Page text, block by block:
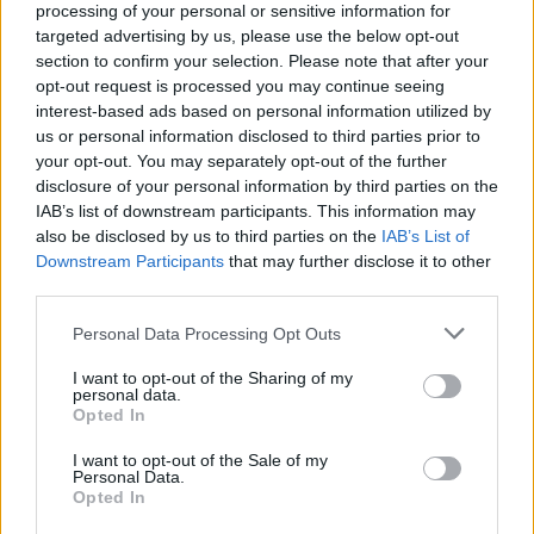
processing of your personal or sensitive information for
targeted advertising by us, please use the below opt-out
section to confirm your selection. Please note that after your
opt-out request is processed you may continue seeing
interest-based ads based on personal information utilized by
us or personal information disclosed to third parties prior to
your opt-out. You may separately opt-out of the further
disclosure of your personal information by third parties on the
IAB’s list of downstream participants. This information may
also be disclosed by us to third parties on the IAB’s List of
Downstream Participants that may further disclose it to other
Please note that this website/app uses one or more Google
not limited to your visit or usage behaviour. You may click to
grant or deny consent to Google and its third-party tags to
use your data for below specified purposes in below Google
consent section.
Personal Data Processing Opt Outs
I want to opt-out of the Sharing of my
personal data.
Opted In
I want to opt-out of the Sale of my
Personal Data.
Opted In
τοποθεσία που θεωρείται ιερή και
από τις δύο θρησκείες.
Φωτογραφίες που έδωσε στη
δημοσιότητα η αστυνομία δείχνουν
τρεις αξιωματικούς να μεταφέρουν
κάτι που μοιάζει με μεγάλο, μεταλλικό
στεφάνι, τμήμα ενός πυραύλου, από
μια κεραμοσκεπή δίπλα στον Πανάγιο
Τάφο.
Μια άλλη φωτογραφία δείχνει την
μικρή περιοχή στην Πλατεία των
Τεμενών, όπου βρίσκεται και ο
περίφημος, χρυσός Θόλος του
Βράχου, με μικρά θραύσματα